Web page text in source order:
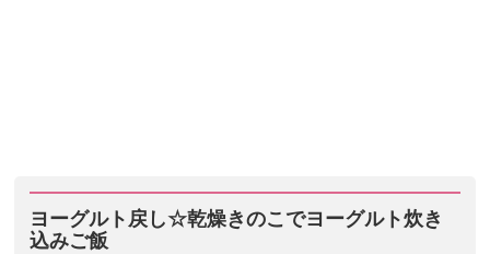
ヨーグルト戻し☆乾燥きのこでヨーグルト炊き
込みご飯